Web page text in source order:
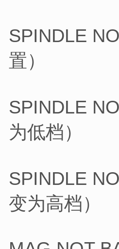
SPINDLE
置）
SPINDLE
为低档）
SPINDLE
变为高档）